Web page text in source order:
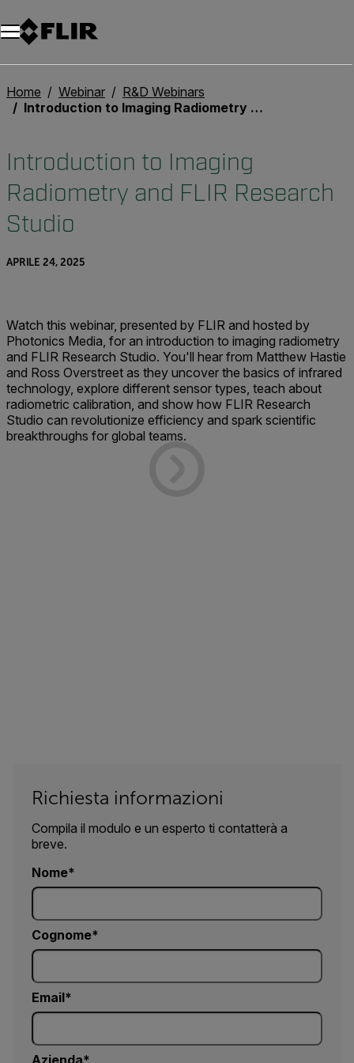
Unread messages
Modello
Rimuovi
articoli
articolo
Aggiungi al carrello
Aggiunto al carrello
Home Webinar
R&D Webinars
Introduction to Imaging Radiometry and FLIR Research Studio
Introduction to Imaging
Radiometry and FLIR Research
Studio
APRILE 24, 2025
Watch this webinar, presented by FLIR and hosted by
Photonics Media, for an introduction to imaging radiometry
and FLIR Research Studio. You'll hear from Matthew Hastie
and Ross Overstreet as they uncover the basics of infrared
technology, explore different sensor types, teach about
radiometric calibration, and show how FLIR Research
Studio can revolutionize efficiency and spark scientific
breakthroughs for global teams.
Richiesta informazioni
Compila il modulo e un esperto ti contatterà a
breve.
Nome
Cognome
Email
Azienda